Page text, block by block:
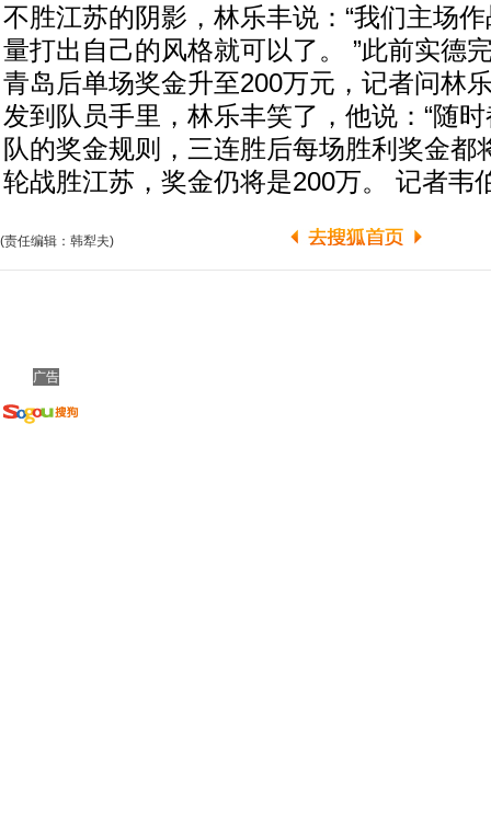
不胜江苏的阴影，林乐丰说：“我们主场
量打出自己的风格就可以了。 ”此前实德
青岛后单场奖金升至200万元，记者问林
发到队员手里，林乐丰笑了，他说：“随
队的奖金规则，三连胜后每场胜利奖金都
轮战胜江苏，奖金仍将是200万。 记者韦
(责任编辑：韩犁夫)
广告